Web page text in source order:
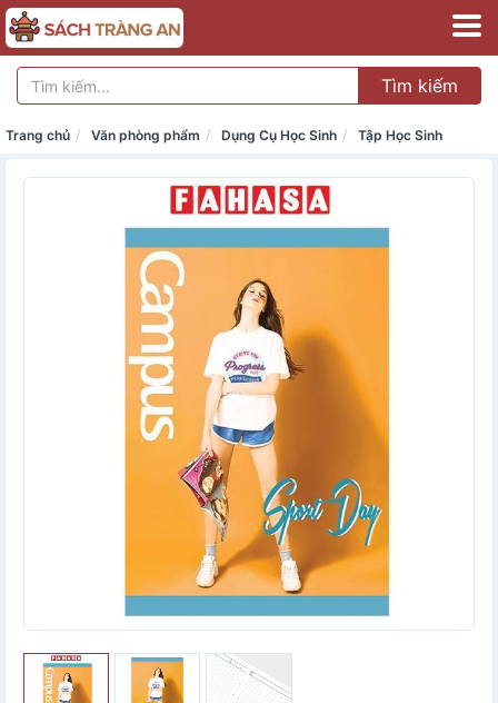
Tìm kiếm
Trang chủ Văn phòng phẩm Dụng Cụ Học Sinh Tập Học Sinh